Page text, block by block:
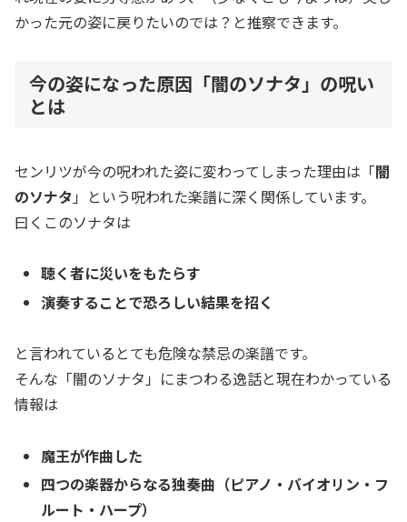
かった元の姿に戻りたいのでは？と推察できます。
今の姿になった原因「闇のソナタ」の呪い
とは
センリツが今の呪われた姿に変わってしまった理由は「闇
のソナタ 」という呪われた楽譜に深く関係しています。
曰くこのソナタは
聴く者に災いをもたらす
演奏することで恐ろしい結果を招く
と言われているとても危険な禁忌の楽譜です。
そんな「闇のソナタ」にまつわる逸話と現在わかっている
情報は
魔王が作曲した
四つの楽器からなる独奏曲（ピアノ・バイオリン・フ
ルート・ハープ）